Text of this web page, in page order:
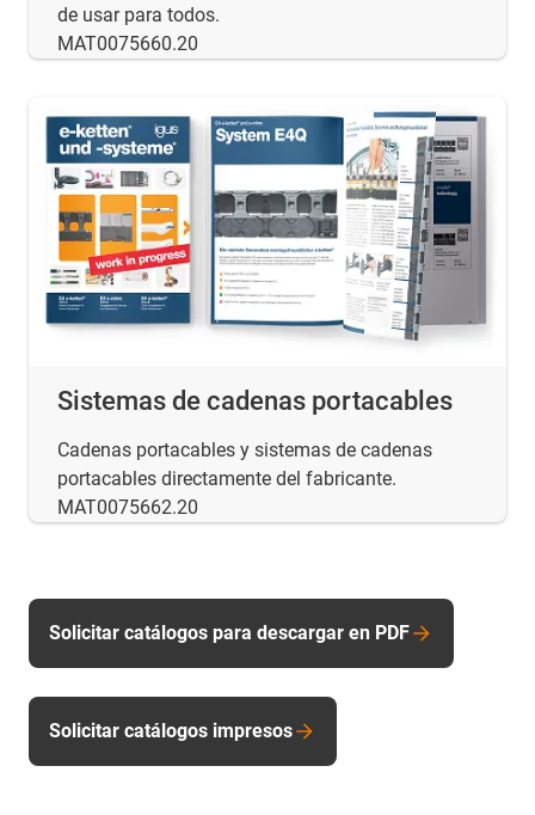
de usar para todos.
MAT0075660.20
Sistemas de cadenas portacables
Cadenas portacables y sistemas de cadenas
portacables directamente del fabricante.
MAT0075662.20
Solicitar catálogos para descargar en PDF
Solicitar catálogos impresos